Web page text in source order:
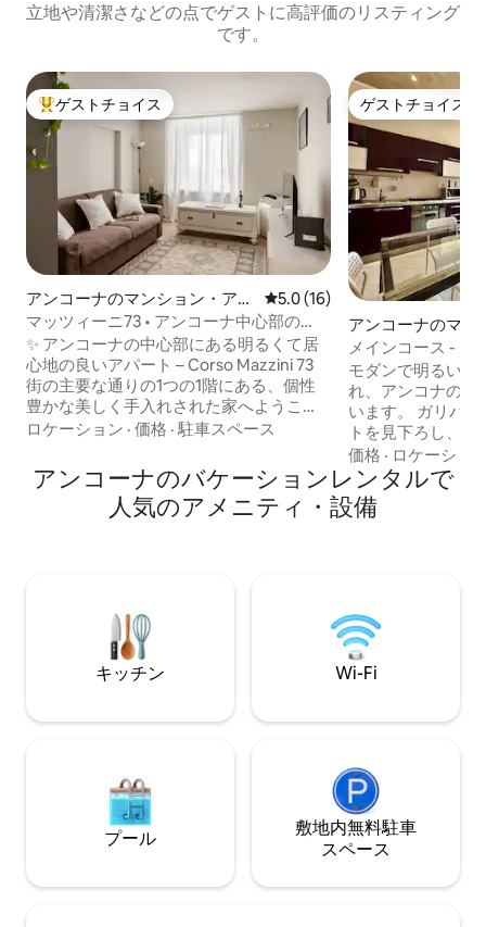
立地や清潔さなどの点でゲストに高評価のリスティング
です。
大好評のゲストチョイスです。
ゲストチョイス
アンコーナのマンション・アパ
ート
レビュー16件、5つ星中5.0つ
5.0 (16)
マッツィーニ73 • アンコーナ中心部の
広々としたアパート
✨ アンコーナの中心部にある明るくて居
心地の良いアパート – Corso Mazzini 73
街の主要な通りの1つの1階にある、個性
豊かな美しく手入れされた家へようこ
そ。2つの階段を上った後、キーボックス
くつろいだ気分になれます。 🌿 明るく快
適なリビングルーム 右側にはリビングエ
リアがあります。温かく魅力的で、スマ
ーブン、コンロ、電子レンジ、コーヒー
メーカー、ケトル、必要な調理器具がす
べて揃った設備の整ったキッチンがあり
があります。 🛁 新しく改装された、暖色
改装されたバスルームがあります。ヴィ
ンテージホワイトの洗面台、装飾された
鏡、シャワーボックスが、居心地の良い
雰囲気を作り出しています。 🛏️ダブルベ
ム ご家族連れ、カップル、グループに最
ロケーション · 価格 ·駐車スペース
ゲストチョイス
ゲストチョイス
アンコーナのマン
パート
メインコース - ビ
チ
モダンで明るい中
れ、アンコナの歴
います。 ガリバ
トを見下ろし、
日没の眺めが見渡
混在しています。 共用：リラクゼーショ
ンエリアと眺めの ある玄関 広々としたキ
ッチン シャワー
ど。 ヌマナ、シ
わずか数分。
価格 · ロケーショ
アンコーナのバケーションレンタルで
人気のアメニティ・設備
キッチン Wi-Fi
プール
敷地内無料駐⁠車
ス⁠ペ⁠ー⁠ス